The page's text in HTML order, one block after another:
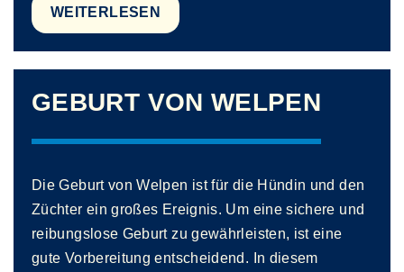
WEITERLESEN
GEBURT VON WELPEN
Die Geburt von Welpen ist für die Hündin und den
Züchter ein großes Ereignis. Um eine sichere und
reibungslose Geburt zu gewährleisten, ist eine
gute Vorbereitung entscheidend. In diesem